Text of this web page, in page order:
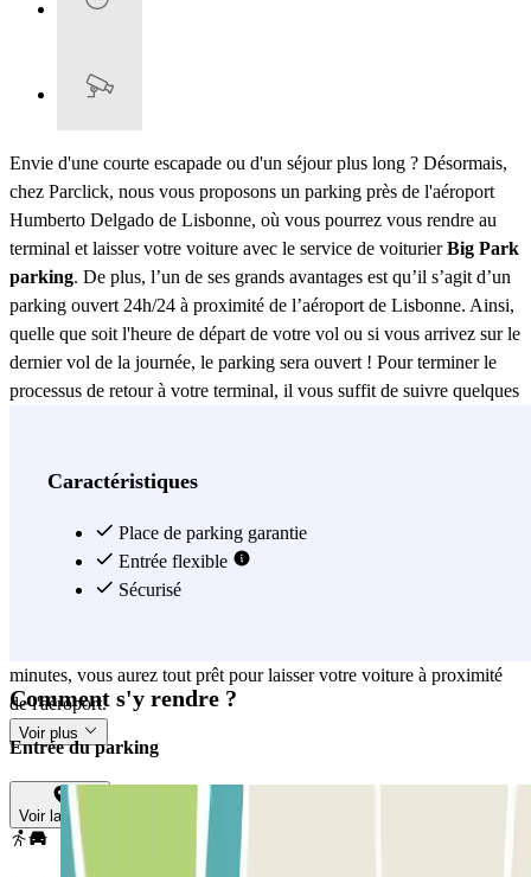
Envie d'une courte escapade ou d'un séjour plus long ? Désormais,
chez Parclick, nous vous proposons un parking près de l'aéroport
Humberto Delgado de Lisbonne, où vous pourrez vous rendre au
terminal et laisser votre voiture avec le service de voiturierBig Park
parking. De plus, l’un de ses grands avantages est qu’il s’agit d’un
parking ouvert 24h/24 à proximité de l’aéroport de Lisbonne. Ainsi,
quelle que soit l'heure de départ de votre vol ou si vous arrivez sur le
dernier vol de la journée, le parking sera ouvert ! Pour terminer le
processus de retour à votre terminal, il vous suffit de suivre quelques
membre du personnel viendra chercher votre voiture et l'emmènera
appelez le numéro indiqué sur votre bon de confirmation de
réservation et le personnel vous indiquera où récupérer à nouveau
votre voiture. Pour être complètement détendu et assurer votre place,
minutes, vous aurez tout prêt pour laisser votre voiture à proximité
de l'aéroport.
Voir plus
Caractéristiques
Place de parking garantie
Entrée flexible
Sécurisé
Comment s'y rendre ?
Entrée du parking
Voir la carte